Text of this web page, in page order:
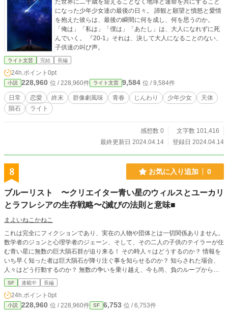
た世界に二十歳を迎えることなく地球と運命を共にすること
になった少年少女達の最後の日々。 諦観と願望と憤怒と愛情
を抱えた彼らは、最後の瞬間に何を成し、何を思うのか。
「俺は」「私は」「僕は」「あたし」は、大人になれずに死
んでいく。 『20-1』それは、決して大人になることのない、
子供達の叫び声。
ライト文芸 完結 長編
24h.ポイント 0pt
小説 228,960 位 / 228,960件 ライト文芸 9,584 位 / 9,584件
日常 恋愛 終末 群像劇風味 青春 じんわり 少年少女
天体
隕石
ライト
感想数 0
文字数 101,416
最終更新日 2024.04.14
登録日 2024.04.14
8 お気に入り追加 0
ブルーリスト 〜クリエイター青い星のウィルスとユーカリ
とラフレシアの生存戦略〜ζ滅びの法則と意味■
まよいねこかねこ
これは完全にフィクションであり、実在の人物や団体とは一切関係ありません。
数学者のジョンと心理学者のジェーン、そして、その二人の子供のテイラーが住
む青い星に無数の巨大隕石群が迫り来る！ その時人々はどうするのか？ 情報を
いち早く知った者は巨大隕石が降り注ぐ事を知らせるのか？ 知らされた場合、
人々はどう行動するのか？ 無数の争いを乗り越え、今も尚、負のループから脱
せられないこの星はどうなるのか？
SF 連載中 長編
24h.ポイント 0pt
小説 228,960 位 / 228,960件 SF 6,753 位 / 6,753件